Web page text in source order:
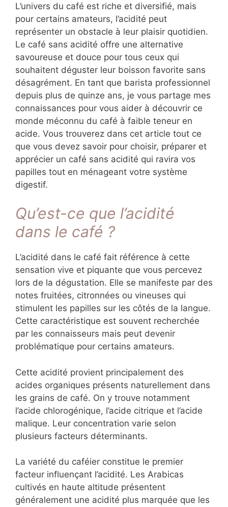
L’univers du café est riche et diversifié, mais
pour certains amateurs, l’acidité peut
représenter un obstacle à leur plaisir quotidien.
Le café sans acidité offre une alternative
savoureuse et douce pour tous ceux qui
souhaitent déguster leur boisson favorite sans
désagrément. En tant que barista professionnel
depuis plus de quinze ans, je vous partage mes
connaissances pour vous aider à découvrir ce
monde méconnu du café à faible teneur en
acide. Vous trouverez dans cet article tout ce
que vous devez savoir pour choisir, préparer et
apprécier un café sans acidité qui ravira vos
papilles tout en ménageant votre système
digestif.
Qu’est-ce que l’acidité
dans le café ?
L’acidité dans le café fait référence à cette
sensation vive et piquante que vous percevez
lors de la dégustation. Elle se manifeste par des
notes fruitées, citronnées ou vineuses qui
stimulent les papilles sur les côtés de la langue.
Cette caractéristique est souvent recherchée
par les connaisseurs mais peut devenir
problématique pour certains amateurs.
Cette acidité provient principalement des
acides organiques présents naturellement dans
les grains de café. On y trouve notamment
l’acide chlorogénique, l’acide citrique et l’acide
malique. Leur concentration varie selon
plusieurs facteurs déterminants.
La variété du caféier constitue le premier
facteur influençant l’acidité. Les Arabicas
cultivés en haute altitude présentent
généralement une acidité plus marquée que les